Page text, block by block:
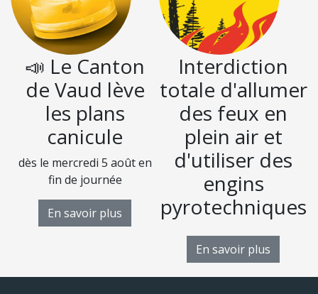
📣 Le Canton
de Vaud lève
les plans
canicule
dès le mercredi 5 août en
fin de journée
En savoir plus
Interdiction
totale d'allumer
des feux en
plein air et
d'utiliser des
engins
pyrotechniques
En savoir plus